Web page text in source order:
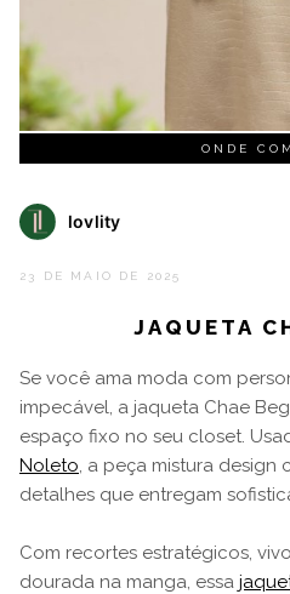
ONDE
lovlity
23 DE MAIO DE 2025
JAQUETA
Se você ama moda com
impecável, a jaqueta Chae
espaço fixo no seu closet.
Noleto, a peça mistura design
detalhes que entregam
Com recortes estratégicos,
dourada na manga, essa